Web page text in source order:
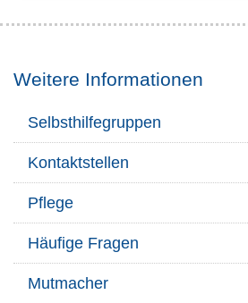
Weitere Informationen
Selbsthilfegruppen
Kontaktstellen
Pflege
Häufige Fragen
Mutmacher